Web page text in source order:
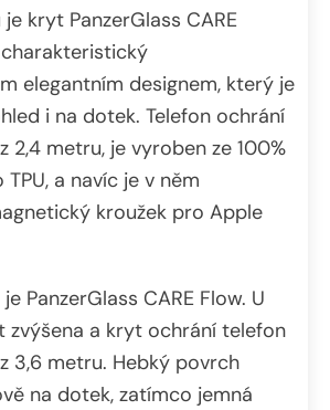
kryt PanzerGlass CARE
charakteristický
elegantním designem, který je
i na dotek. Telefon ochrání
2,4 metru, je vyroben ze 100%
a navíc je v něm
kroužek pro Apple
PanzerGlass CARE Flow. U
zvýšena a kryt ochrání telefon
3,6 metru. Hebký povrch
na dotek, zatímco jemná